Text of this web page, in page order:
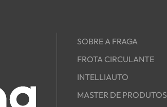
SOBRE A FRAGA
FROTA CIRCULANTE
INTELLIAUTO
MASTER DE PRODUTOS